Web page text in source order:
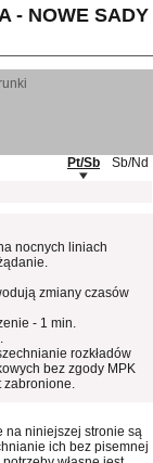
- NOWE SADY
Pt/Sb
Sb/Nd
nocnych liniach
zmiany czasów
- 1 min.
rozkładów
bez zgody MPK
zabronione.
na niniejszej stronie są
ich bez pisemnej